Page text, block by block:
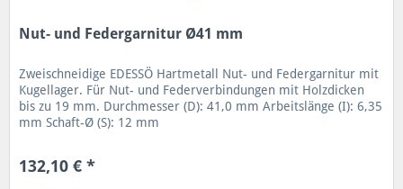
Nut- und Federgarnitur Ø41 mm
Zweischneidige EDESSÖ Hartmetall Nut- und Federgarnitur mit
Kugellager. Für Nut- und Federverbindungen mit Holzdicken
bis zu 19 mm. Durchmesser (D): 41,0 mm Arbeitslänge (I): 6,35
mm Schaft-Ø (S): 12 mm
132,10 € *